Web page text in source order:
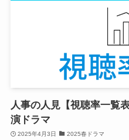
人事の人見【視聴率一覧
演ドラマ
2025年4月3日 2025春ドラマ